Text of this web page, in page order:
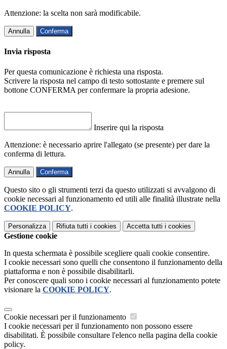
Attenzione: la scelta non sarà modificabile.
Annulla Conferma
Invia risposta
Per questa comunicazione è richiesta una risposta.
Scrivere la risposta nel campo di testo sottostante e premere sul
bottone CONFERMA per confermare la propria adesione.
Inserire qui la risposta
Attenzione: è necessario aprire l'allegato (se presente) per dare la
conferma di lettura.
Annulla Conferma
Questo sito o gli strumenti terzi da questo utilizzati si avvalgono di
cookie necessari al funzionamento ed utili alle finalità illustrate nella
COOKIE POLICY.
Personalizza Rifiuta tutti i cookies Accetta tutti i cookies
Gestione cookie
In questa schermata è possibile scegliere quali cookie consentire.
I cookie necessari sono quelli che consentono il funzionamento della
piattaforma e non è possibile disabilitarli.
Per conoscere quali sono i cookie necessari al funzionamento potete
visionare la COOKIE POLICY.
Cookie necessari per il funzionamento
I cookie necessari per il funzionamento non possono essere
disabilitati. È possibile consultare l'elenco nella pagina della cookie
policy.